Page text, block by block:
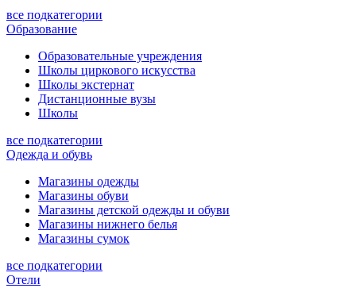
все подкатегории
Образование
Образовательные учреждения
Школы циркового искусства
Школы экстернат
Дистанционные вузы
Школы
все подкатегории
Одежда и обувь
Магазины одежды
Магазины обуви
Магазины детской одежды и обуви
Магазины нижнего белья
Магазины сумок
все подкатегории
Отели